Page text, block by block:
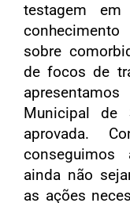
testagem
sobre
de focos de
Municipal de
aprovada.
ainda não
as ações